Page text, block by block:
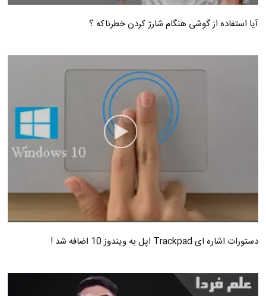
آیا استفاده از گوشی هنگام شارژ کردن خطرناکه ؟
دستورات اشاره ای Trackpad اپل به ویندوز 10 اضافه شد !